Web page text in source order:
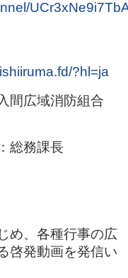
?hl=ja
間広域消防組合
総務課長
め、各種行事の広
啓発動画を発信い